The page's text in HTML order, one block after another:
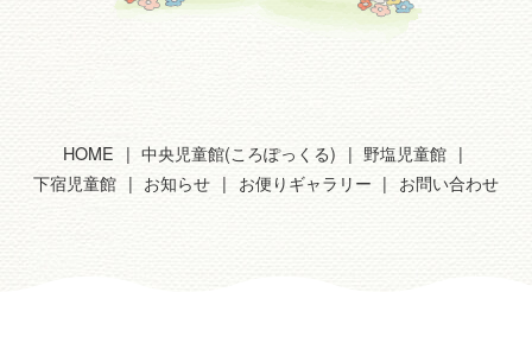
HOME 中央児童館(ころぽっくる)
野塩児童館
下宿児童館
お知らせ お便りギャラリー お問い合わせ